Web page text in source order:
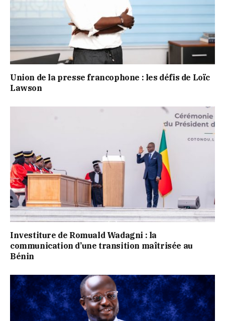
Union de la presse francophone : les défis de Loïc
Lawson
Investiture de Romuald Wadagni : la
communication d’une transition maîtrisée au
Bénin